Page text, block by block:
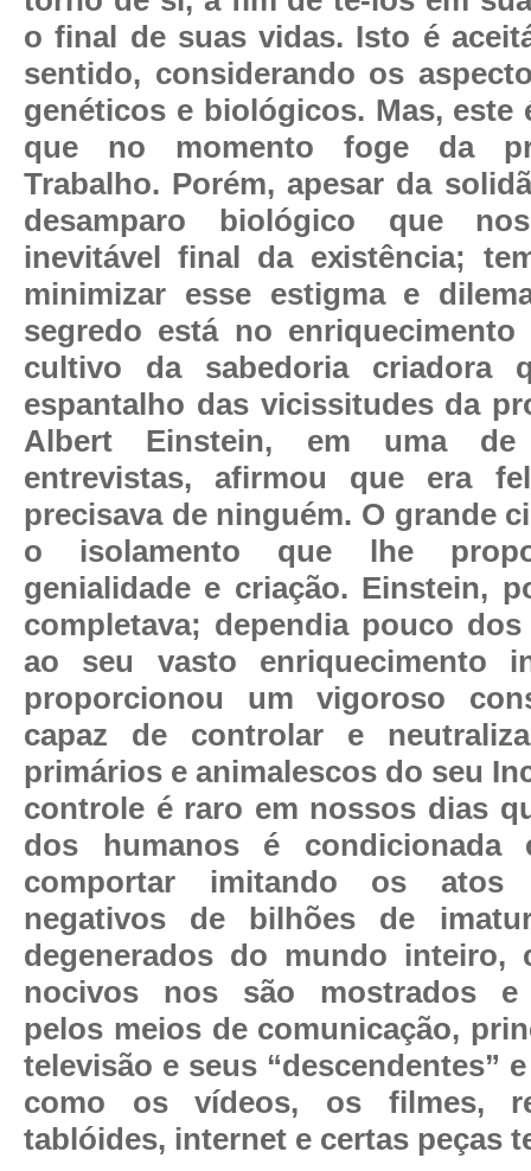
o final de suas vidas. Isto é
sentido, considerando os
genéticos e biológicos. Mas, este
que no momento foge da
Trabalho. Porém, apesar da
desamparo biológico que
inevitável final da existência;
minimizar esse estigma e
segredo está no
cultivo da sabedoria criadora
espantalho das vicissitudes da
Albert Einstein, em uma de
entrevistas, afirmou que era
precisava de ninguém. O grande
o isolamento que lhe
genialidade e criação. Einstein,
completava; dependia pouco
ao seu vasto enriquecimento
proporcionou um vigoroso
capaz de controlar e
primários e animalescos do seu
controle é raro em nossos dias
dos humanos é
comportar imitando os atos
negativos de bilhões de
degenerados do mundo inteiro,
nocivos nos são mostrados e
pelos meios de comunicação,
televisão e seus “descendentes”
como os vídeos, os filmes,
tablóides, internet e certas peças